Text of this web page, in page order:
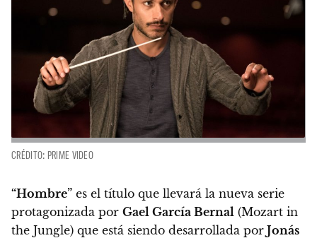
CRÉDITO: PRIME VIDEO
“Hombre” es el título que llevará la nueva serie
protagonizada por Gael García Bernal (Mozart in
the Jungle) que está siendo desarrollada por Jonás